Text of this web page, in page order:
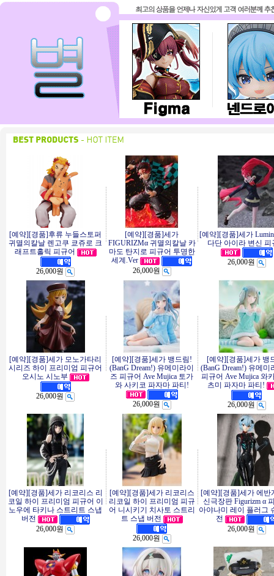
[예약][경품]후류 누들스토퍼
귀멸의칼날 렌고쿠 쿄쥬로 크
래프트홀릭 피규어
26,000원
[예약][경품]세가
FIGURIZMα 귀멸의칼날 카
마도 탄지로 피규어 투명한
세계.Ver
26,000원
[예약][경품]세가
다단 아이라 변신 피
26,000원
[예약][경품]세가 모노가타리
시리즈 하이 프리미엄 피규어
오시노 시노부
26,000원
[예약][경품]세가 뱅드림!
(BanG Dream!) 유메미라이
즈 피규어 Ave Mujica 토가
와 사키코 파자마 파티!
26,000원
[예약][경품]세가 뱅
(BanG Dream!) 유메미
피규어 Ave Mujica 와
츠미 파자마 파티!
26,000원
[예약][경품]세가 리코리스 리
코일 하이 프리미엄 피규어 이
노우에 타키나 스트리트 스냅
버전
26,000원
[예약][경품]세가 리코리스
리코일 하이 프리미엄 피규
어 니시키기 치사토 스트리
트 스냅 버전
26,000원
[예약][경품]세가 에반
신극장판 Figurizm α
아야나미 레이 플러그
전
26,000원